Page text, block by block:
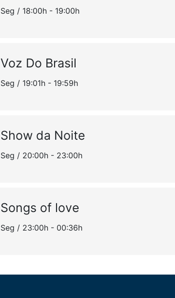
Seg / 18:00h - 19:00h
Voz Do Brasil
Seg / 19:01h - 19:59h
Show da Noite
Seg / 20:00h - 23:00h
Songs of love
Seg / 23:00h - 00:36h